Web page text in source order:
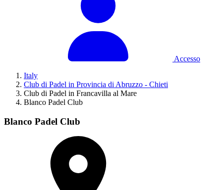
Accesso
Italy
Club di Padel in Provincia di Abruzzo - Chieti
Club di Padel in Francavilla al Mare
Blanco Padel Club
Blanco Padel Club